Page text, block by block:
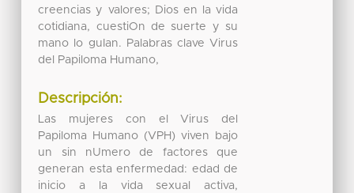
creencias y valores; Dios en la vida
cotidiana, cuestiOn de suerte y su
mano lo guIan. Palabras clave Virus
del Papiloma Humano,
Descripción:
Las mujeres con el Virus del
Papiloma Humano (VPH) viven bajo
un sin nUmero de factores que
generan esta enfermedad: edad de
inicio a la vida sexual activa,